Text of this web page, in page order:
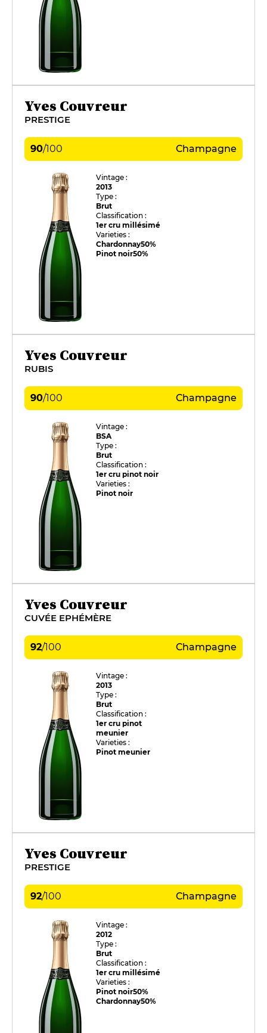
Yves Couvreur
PRESTIGE
90/100 Champagne
Vintage :
2013
Type :
Brut
Classification :
1er cru millésimé
Varieties :
Chardonnay50%
Pinot noir50%
Yves Couvreur
RUBIS
90/100 Champagne
Vintage :
BSA
Type :
Brut
Classification :
1er cru pinot noir
Varieties :
Pinot noir
Yves Couvreur
CUVÉE EPHÉMÈRE
92/100 Champagne
Vintage :
2013
Type :
Brut
Classification :
1er cru pinot
meunier
Varieties :
Pinot meunier
Yves Couvreur
PRESTIGE
92/100 Champagne
Vintage :
2012
Type :
Brut
Classification :
1er cru millésimé
Varieties :
Pinot noir50%
Chardonnay50%